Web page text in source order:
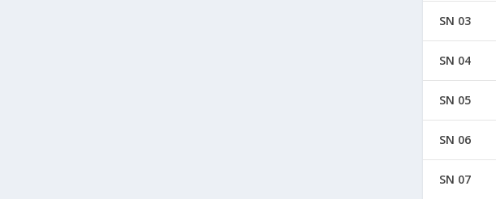
SN 03
SN 04
SN 05
SN 06
SN 07